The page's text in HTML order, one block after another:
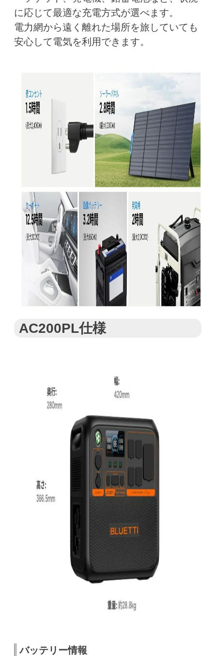
に応じて最適な充電方式が選べます。
電力網から遠く離れた場所を旅していても
安心して電気を利用できます。
AC200PL仕様
バッテリー情報